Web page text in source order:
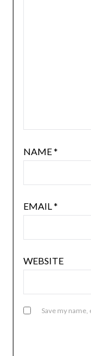
NAME*
EMAIL*
WEBSITE
Save my